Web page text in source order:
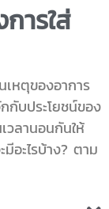
ารใส่
เหตุของอาการ
กับประโยชน์ของ
วลานอนกันให้
มีอะไรบ้าง? ตาม